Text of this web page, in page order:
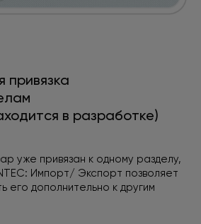
привязка
в разработке)
уже привязан к одному разделу,
Импорт/ Экспорт позволяет
его дополнительно к другим